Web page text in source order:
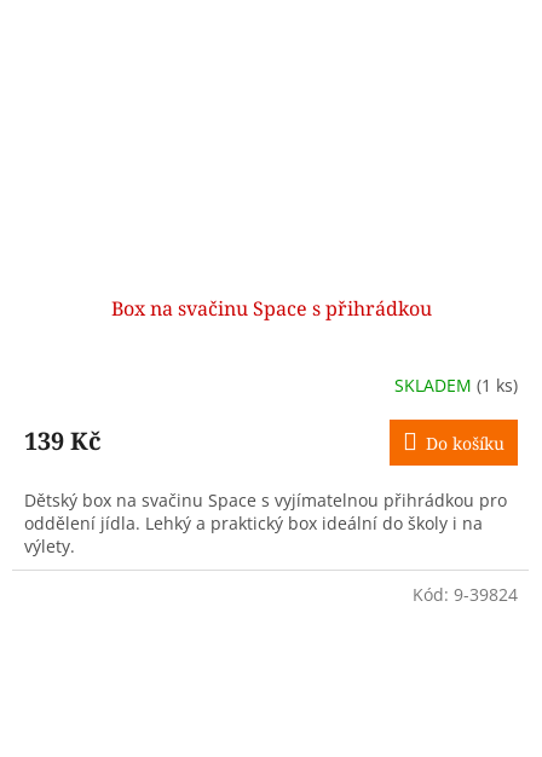
Box na svačinu Space s přihrádkou
SKLADEM (1 ks)
139 Kč Do košíku
Dětský box na svačinu Space s vyjímatelnou přihrádkou pro
oddělení jídla. Lehký a praktický box ideální do školy i na
výlety.
Kód: 9-39824